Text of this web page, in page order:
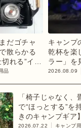
だゴチャ
散らかる
れる”イン
品
キャンプ
乾杯を楽
ラー」を
2026.08.09
「椅子じゃなく
で“ほっとする”を
きのキャンプギア】
2026.07.22 キャンプ